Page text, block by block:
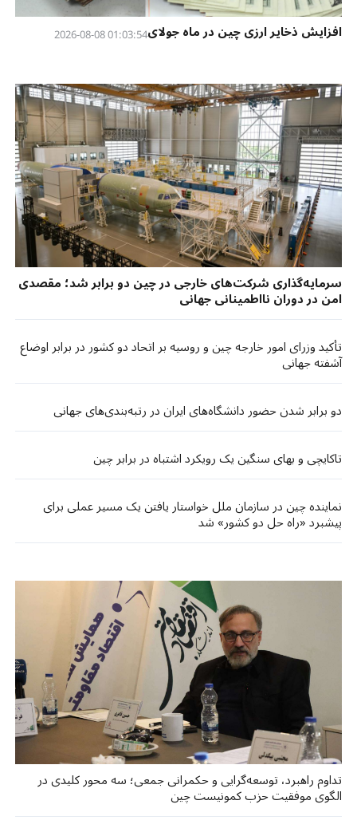
افزایش ذخایر ارزی چین در ماه جولای01:03:54 2026-08-08
سرمایه‌گذاری شرکت‌های خارجی در چین دو برابر شد؛ مقصدی
امن در دوران نااطمینانی جهانی
تأکید وزرای امور خارجه چین و روسیه بر اتحاد دو کشور در برابر اوضاع
آشفته جهانی
دو برابر شدن حضور دانشگاه‌های ایران در رتبه‌بندی‌های جهانی
تاکایچی و بهای سنگین یک رویکرد اشتباه در برابر چین
نماینده چین در سازمان ملل خواستار یافتن یک مسیر عملی برای
پیشبرد «راه ‌حل دو کشور» شد
تداوم راهبرد، توسعه‌گرایی و حکمرانی جمعی؛ سه محور کلیدی در
الگوی موفقیت حزب کمونیست چین